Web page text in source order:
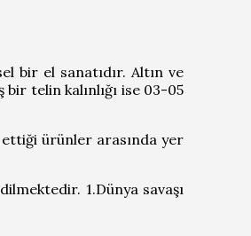
bir el sanatıdır. Altın ve
telin kalınlığı ise 03-05
ürünler arasında yer
1.Dünya savaşı